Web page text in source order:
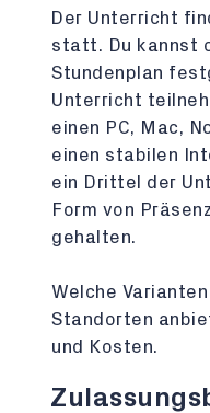
Der Unterricht
statt. Du kannst
Stundenplan
Unterricht
einen PC, Mac,
einen stabilen
ein Drittel der
Form von
gehalten.
Welche
Standorten
und Kosten.